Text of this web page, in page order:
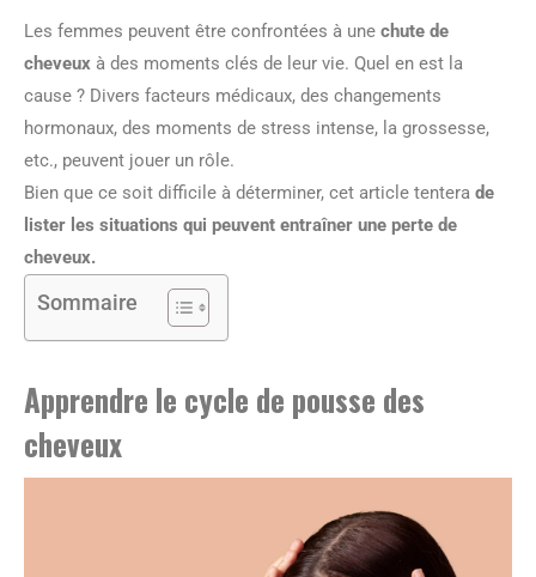
Les femmes peuvent être confrontées à une chute de
cheveux à des moments clés de leur vie. Quel en est la
cause ? Divers facteurs médicaux, des changements
hormonaux, des moments de stress intense, la grossesse,
etc., peuvent jouer un rôle.
Bien que ce soit difficile à déterminer, cet article tentera de
lister les situations qui peuvent entraîner une perte de
cheveux.
Sommaire
Apprendre le cycle de pousse des
cheveux